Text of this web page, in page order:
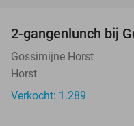
2-gangenlunch bij
Gossimijne Horst
Horst
Verkocht: 1.289